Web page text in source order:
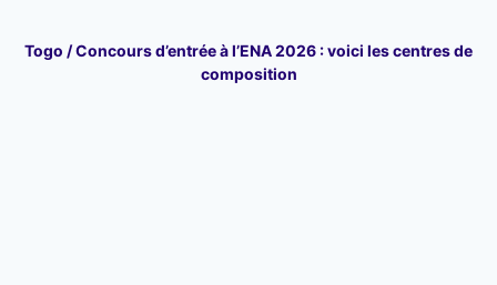
Togo / Concours d’entrée à l’ENA 2026 : voici les centres de
composition